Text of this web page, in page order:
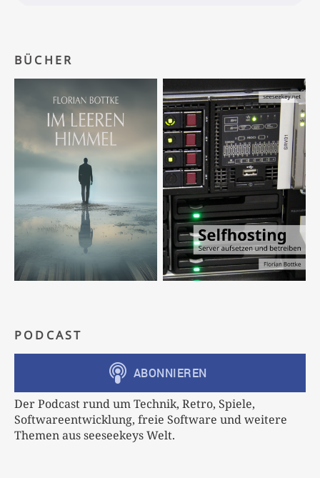
BÜCHER
PODCAST
Der Podcast rund um Technik, Retro, Spiele,
Softwareentwicklung, freie Software und weitere
Themen aus seeseekeys Welt.